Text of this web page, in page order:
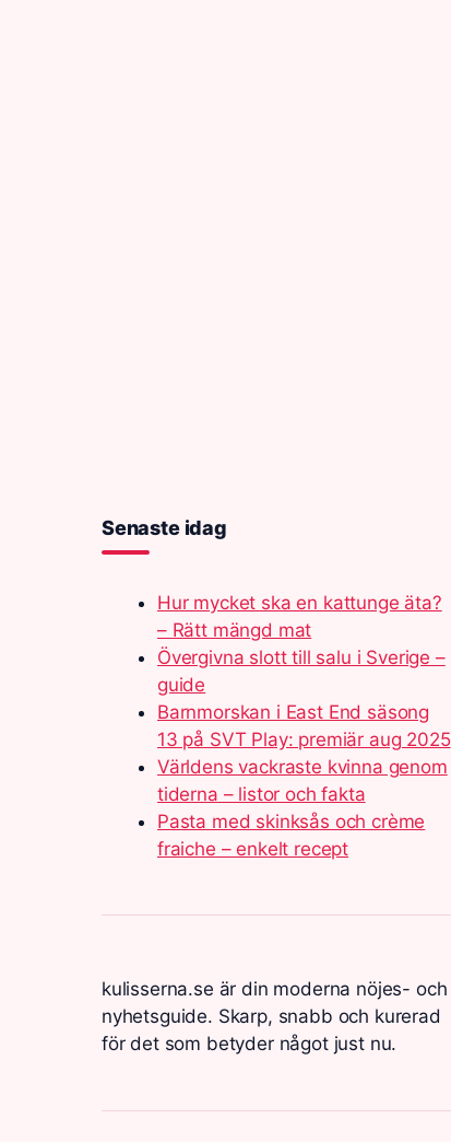
Senaste idag
Hur mycket ska en kattunge äta?
– Rätt mängd mat
Övergivna slott till salu i Sverige –
guide
Barnmorskan i East End säsong
13 på SVT Play: premiär aug 2025
Världens vackraste kvinna genom
tiderna – listor och fakta
Pasta med skinksås och crème
fraiche – enkelt recept
kulisserna.se är din moderna nöjes- och
nyhetsguide. Skarp, snabb och kurerad
för det som betyder något just nu.